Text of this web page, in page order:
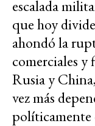
escalada
que hoy
ahondó la
comerciales y
Rusia y
vez más
políticamente